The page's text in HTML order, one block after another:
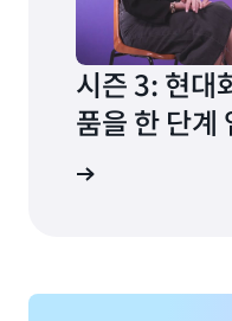
시즌 3: 현대
품을 한 단계